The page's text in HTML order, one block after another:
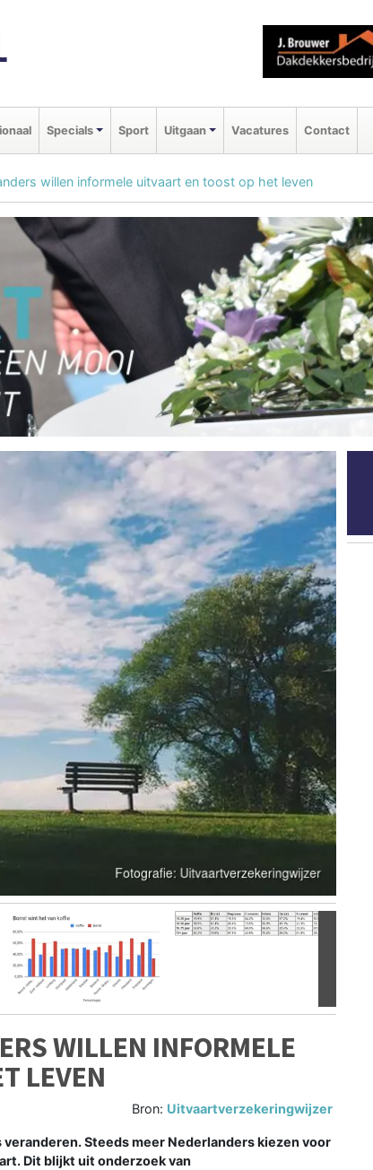
Specials Sport Uitgaan Vacatures Contact
willen informele uitvaart en toost op het leven
WILLEN INFORMELE
LEVEN
Bron: Uitvaartverzekeringwijzer
Steeds meer Nederlanders kiezen voor
Dit blijkt uit onderzoek van